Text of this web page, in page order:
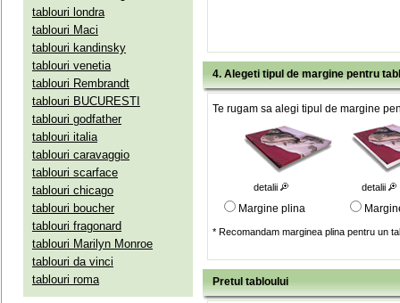
tablouri londra
tablouri Maci
tablouri kandinsky
tablouri venetia
tablouri Rembrandt
tablouri BUCURESTI
tablouri godfather
tablouri italia
tablouri caravaggio
tablouri scarface
tablouri chicago
tablouri boucher
tablouri fragonard
tablouri Marilyn Monroe
tablouri da vinci
tablouri roma
4. Alegeti tipul de margine pentru
Te rugam sa alegi tipul de margine
detalii detalii
Margine plina
* Recomandam marginea plina pentru un
Pretul tabloului